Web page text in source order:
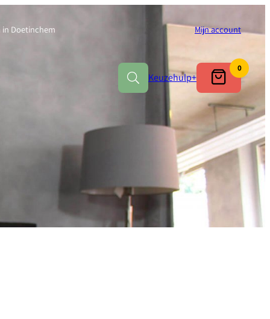
Doetinchem Mijn account
Ganzendons
Eendendons
Keuzehulp+
0